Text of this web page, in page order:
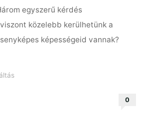
egyszerű kérdés
közelebb kerülhetünk a
képességeid vannak?
0